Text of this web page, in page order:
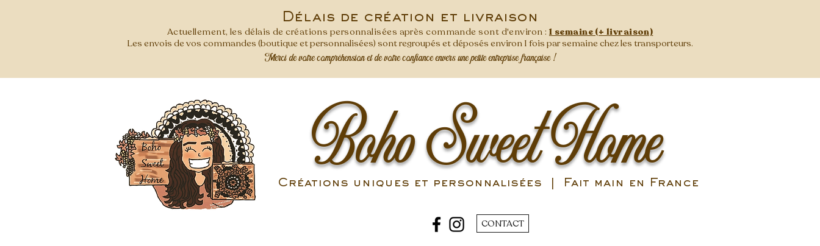
Délais de création et livraison
Actuellement, les délais de créations personnalisées après commande sont d'environ : 1 semaine (+ livraison)
Les envois de vos commandes (boutique et personnalisées) sont regroupés et déposés environ 1 fois par semaine chez les transporteurs.
Merci de votre compréhension et de votre confiance envers une petite entreprise française !
Boho Sweet Home
Créations uniques et personnalisées | Fait main en France
CONTACT